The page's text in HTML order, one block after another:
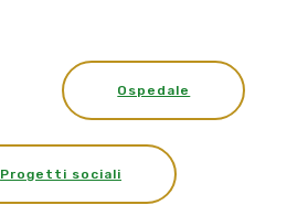
Ospedale
Progetti sociali